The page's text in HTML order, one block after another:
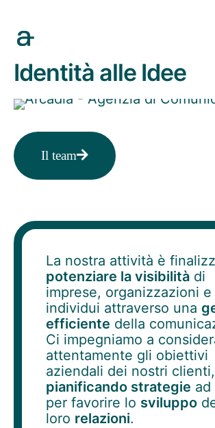
Identità alle Idee
Il team
La nostra attività è
potenziare la visibilità di
imprese, organizzazioni e
individui attraverso una
efficiente della
Ci impegniamo a
attentamente gli obiettivi
aziendali dei nostri clienti,
pianificando strategie ad
per favorire lo sviluppo
loro relazioni.